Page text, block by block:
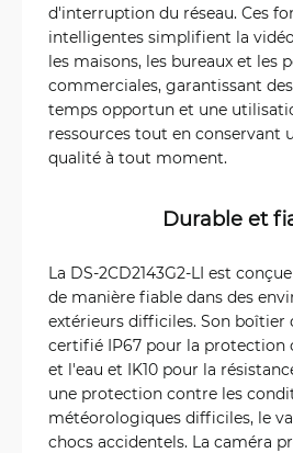
d'interruption du réseau. Ces
intelligentes simplifient la
les maisons, les bureaux et les
commerciales, garantissant
temps opportun et une
ressources tout en conservant
qualité à tout moment.
Durable et
La DS‑2CD2143G2‑LI est
de manière fiable dans des
extérieurs difficiles. Son boîtier
certifié IP67 pour la protection
et l'eau et IK10 pour la
une protection contre les
météorologiques difficiles, le
chocs accidentels. La caméra